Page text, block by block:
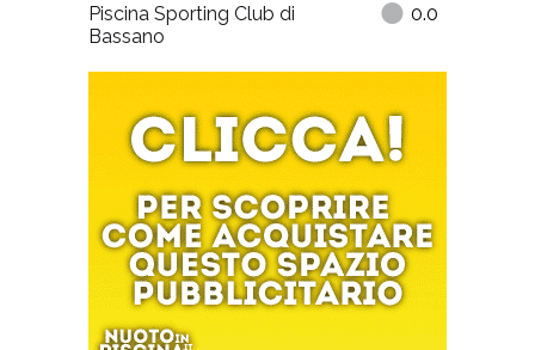
Piscina Sporting Club di
Bassano
0.0